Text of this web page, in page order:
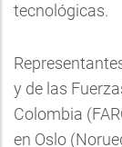
tecnológicas.
y de las
Colombia
en Oslo